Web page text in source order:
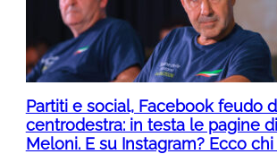
Partiti e social, Facebook feudo
centrodestra: in testa le pagine
Meloni. E su Instagram? Ecco